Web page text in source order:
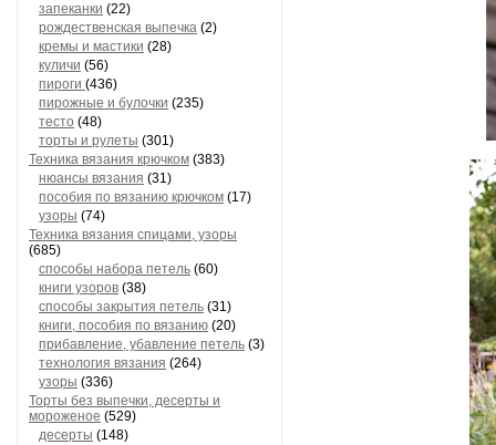
запеканки (22)
рождественская выпечка (2)
кремы и мастики (28)
куличи (56)
пироги (436)
пирожные и булочки (235)
тесто (48)
торты и рулеты (301)
Техника вязания крючком (383)
нюансы вязания (31)
пособия по вязанию крючком (17)
узоры (74)
Техника вязания спицами, узоры
(685)
способы набора петель (60)
книги узоров (38)
способы закрытия петель (31)
книги, пособия по вязанию (20)
прибавление, убавление петель (3)
технология вязания (264)
узоры (336)
Торты без выпечки, десерты и
мороженое (529)
десерты (148)